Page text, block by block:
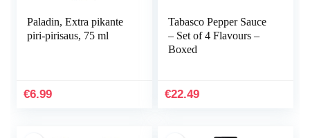
Paladin, Extra pikante
piri-pirisaus, 75 ml
€6.99
Tabasco Pepper Sauce
– Set of 4 Flavours –
Boxed
€22.49